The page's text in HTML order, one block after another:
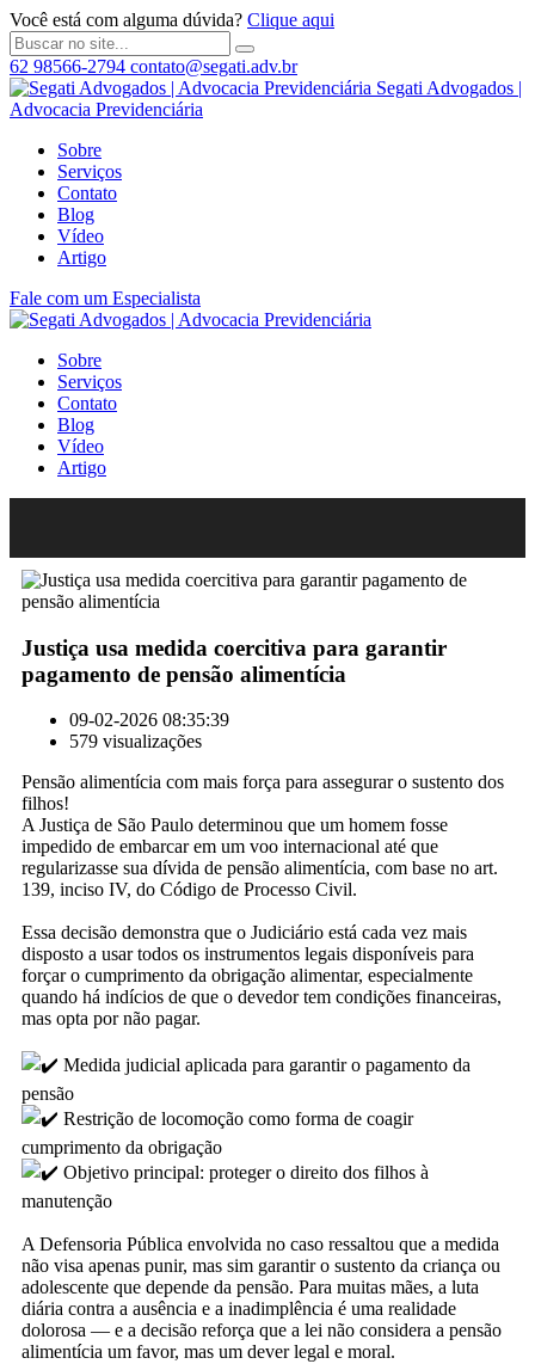
Você está com alguma dúvida? Clique aqui
62 98566-2794 contato@segati.adv.br
Segati Advogados |
Advocacia Previdenciária
Sobre
Serviços
Contato
Blog
Vídeo
Artigo
Fale com um Especialista
Sobre
Serviços
Contato
Blog
Vídeo
Artigo
Justiça usa medida coercitiva para garantir
pagamento de pensão alimentícia
09-02-2026 08:35:39
579 visualizações
Pensão alimentícia com mais força para assegurar o sustento dos
filhos!
A Justiça de São Paulo determinou que um homem fosse
impedido de embarcar em um voo internacional até que
regularizasse sua dívida de pensão alimentícia, com base no art.
139, inciso IV, do Código de Processo Civil.
Essa decisão demonstra que o Judiciário está cada vez mais
disposto a usar todos os instrumentos legais disponíveis para
forçar o cumprimento da obrigação alimentar, especialmente
quando há indícios de que o devedor tem condições financeiras,
mas opta por não pagar.
Medida judicial aplicada para garantir o pagamento da
pensão
Restrição de locomoção como forma de coagir
cumprimento da obrigação
Objetivo principal: proteger o direito dos filhos à
manutenção
A Defensoria Pública envolvida no caso ressaltou que a medida
não visa apenas punir, mas sim garantir o sustento da criança ou
adolescente que depende da pensão. Para muitas mães, a luta
diária contra a ausência e a inadimplência é uma realidade
dolorosa — e a decisão reforça que a lei não considera a pensão
alimentícia um favor, mas um dever legal e moral.